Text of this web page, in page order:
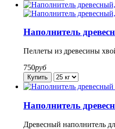
Наполнитель
Пеллеты из древесины
750руб
Наполнитель
Древесный наполнитель